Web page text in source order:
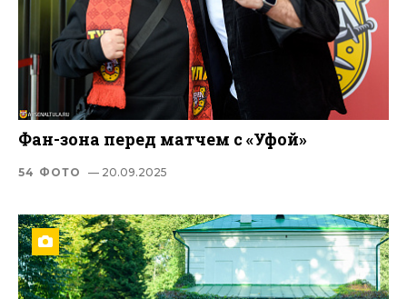
Фан-зона перед матчем с «Уфой»
54 ФОТО — 20.09.2025